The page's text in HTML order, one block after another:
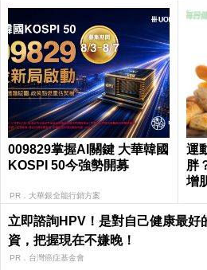
009829掌握AI關鍵 大華韓國
KOSPI 50今強勢開募
PR．大華銀全能行銷方案
運
胖
增
立即諮詢HPV！是對自己健康最好
資，把握現在不嫌晚！
PR．台灣癌症基金會